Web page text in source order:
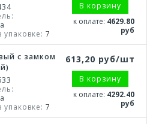
упаковке: 7
В корзину
к оплате: 4629.80
руб
с замком
упаковке: 7
613,20 руб/шт
В корзину
к оплате: 4292.40
руб